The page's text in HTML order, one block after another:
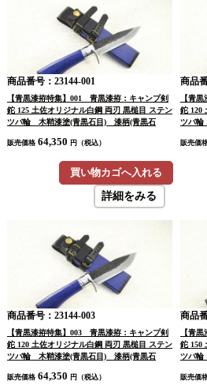
商品番号：23144-001
【青黒漆拵特集】001 青黒漆拵：キャンプ剣
鉈 125 土佐オリジナル白鋼 両刃 黒槌目 ステン
ツバ輪 木鞘漆塗(青黒石目) 漆柄(青黒石
品：傷有 ノークレームノーリターン：承諾の
販売価格 64,350 円（税込）
買い物カゴへ入れる
詳細をみる
商品
【青
鉈 120
ツバ
品：傷
販売価
商品番号：23144-003
【青黒漆拵特集】003 青黒漆拵：キャンプ剣
鉈 120 土佐オリジナル白鋼 両刃 黒槌目 ステン
ツバ輪 木鞘漆塗(青黒石目) 漆柄(青黒石
品：傷有 ノークレームノーリターン：承諾の
販売価格 64,350 円（税込）
商品
【青
鉈 150
ツバ
有 ノ
販売価